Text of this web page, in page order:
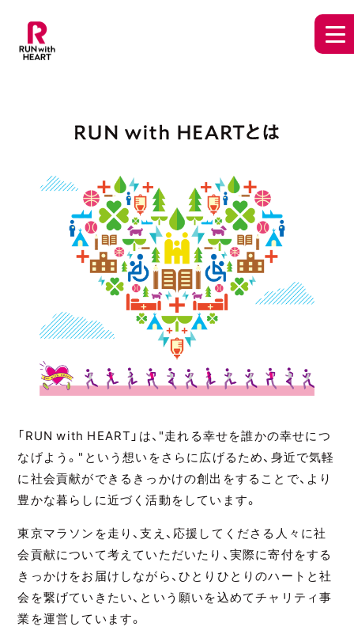
JP EN
JP EN
「RUN with HEART」は、"走れる幸せを誰かの幸せにつ
なげよう。"という想いをさらに広げるため、身近で気軽
に社会貢献ができるきっかけの創出をすることで、より
豊かな暮らしに近づく活動をしています。
東京マラソンを走り、支え、応援してくださる人々に社
会貢献について考えていただいたり、実際に寄付をする
きっかけをお届けしながら、ひとりひとりのハートと社
会を繋げていきたい、という願いを込めてチャリティ事
業を運営しています。